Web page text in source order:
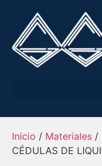
Inicio / Materiales /
CÉDULAS DE